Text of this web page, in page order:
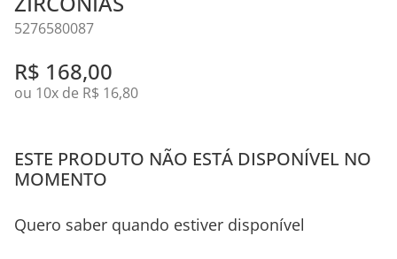
5276580087
R$ 168,00
ou 10x de R$ 16,80
ESTE PRODUTO NÃO ESTÁ DISPONÍVEL NO
MOMENTO
Quero saber quando estiver disponível